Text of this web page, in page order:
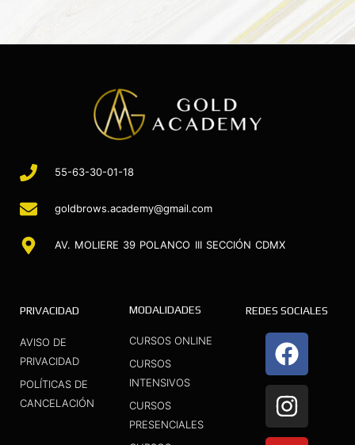
55-63-30-01-18
goldbrows.academy@gmail.com
AV. MOLIERE 39 POLANCO III SECCIÓN CDMX
PRIVACIDAD
AVISO DE
PRIVACIDAD
POLÍTICAS DE
CANCELACIÓN
MODALIDADES
CURSOS ONLINE
CURSOS
INTENSIVOS
CURSOS
PRESENCIALES
REDES SOCIALES
F
a
c
e
b
I
n
s
t
a
Y
o
u
t
u